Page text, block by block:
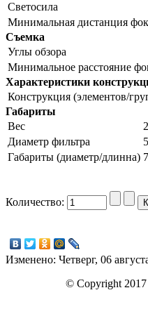
Светосила
Минимальная дистанция
Съемка
Углы обзора
Минимальное расстояние
Характеристики
Конструкция (элементов/
Габариты
Вес
Диаметр фильтра
Габариты (диаметр/длинна)
Количество:
Изменено: Четверг, 06
© Copyright 2017